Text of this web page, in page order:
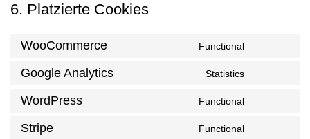
6. Platzierte Cookies
WooCommerce Functional
Google Analytics Statistics
WordPress Functional
Stripe Functional